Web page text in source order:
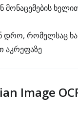
მონაცემების
დრო, რომელსაც
აკრეფაზე
Image